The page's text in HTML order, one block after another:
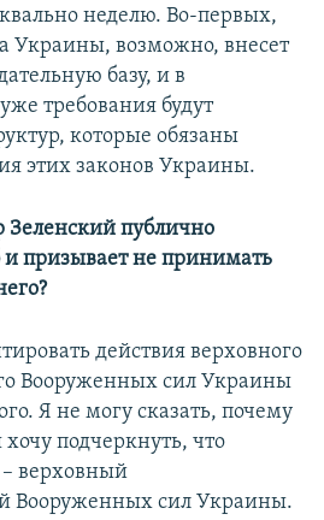
неделю. Во-первых,
Украины, возможно, внесет
базу, и в
требования будут
которые обязаны
этих законов Украины.
публично
и призывает не принимать
действия верховного
Вооруженных сил Украины
Я не могу сказать, почему
подчеркнуть, что
верховный
Вооруженных сил Украины.